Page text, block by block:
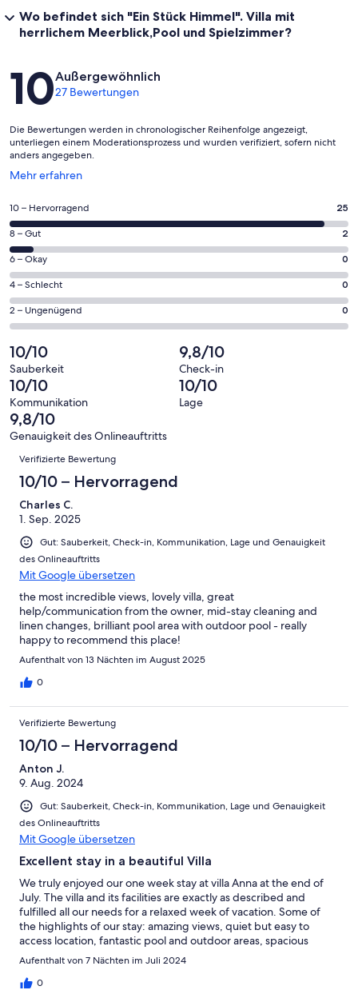
Wo befindet sich "Ein Stück Himmel". Villa mit
herrlichem Meerblick,Pool und Spielzimmer?
Bewertungen
10Außergewöhnlich
27 Bewertungen
Die Bewertungen werden in chronologischer Reihenfolge angezeigt,
unterliegen einem Moderationsprozess und wurden verifiziert, sofern nicht
anders angegeben.
Mehr erfahren
Wird
einem
neuen
Fenster
geöffnet
25
von
insgesamt
27
Gästebewertungen
haben
eine
Bewertung
von
10
-
Hervorragend
10 – Hervorragend 25
2
von
insgesamt
27
Gästebewertungen
haben
eine
Bewertung
von
8
-
Gut
8 – Gut 2
0
von
insgesamt
27
Gästebewertungen
haben
eine
Bewertung
von
6
-
Okay
6 – Okay 0
0
von
insgesamt
Gästebewertungen
haben
eine
Bewertung
von
4
4 – Schlecht 0
0
von
insgesamt
27
Gästebewertungen
haben
eine
Bewertung
von
2 – Ungenügend 0
10/10
Sauberkeit
9,8/10
Check-in
10/10
Kommunikation
10/10
Lage
9,8/10
Genauigkeit des Onlineauftritts
Bewertungen
Verifizierte Bewertung
10/10 – Hervorragend
Charles C.
1. Sep. 2025
Gut: Sauberkeit, Check-in, Kommunikation, Lage und Genauigkeit
des Onlineauftritts
Mit Google übersetzen
the most incredible views, lovely villa, great
help/communication from the owner, mid-stay cleaning and
linen changes, brilliant pool area with outdoor pool - really
happy to recommend this place!
Aufenthalt von 13 Nächten im August 2025
0
Verifizierte Bewertung
10/10 – Hervorragend
Anton J.
9. Aug. 2024
Gut: Sauberkeit, Check-in, Kommunikation, Lage und Genauigkeit
des Onlineauftritts
Mit Google übersetzen
Excellent stay in a beautiful Villa
We truly enjoyed our one week stay at villa Anna at the end of
July. The villa and its facilities are exactly as described and
fulfilled all our needs for a relaxed week of vacation. Some of
the highlights of our stay: amazing views, quiet but easy to
access location, fantastic pool and outdoor areas, spacious
accommodation for a large family, overall well equipped and
Aufenthalt von 7 Nächten im Juli 2024
0